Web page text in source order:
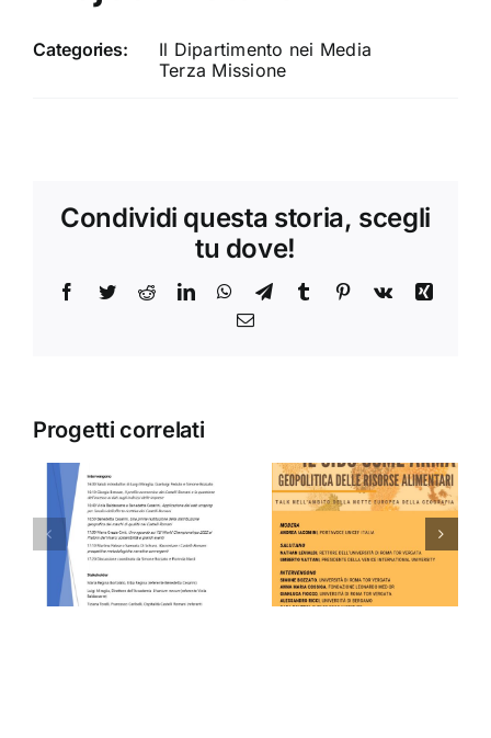
Categories:
Il Dipartimento nei Media
Terza Missione
Condividi questa storia, scegli
tu dove!
Facebook
TwitterRedditLinkedInWhatsApp
TelegramTumblr Pinterest
Vk
Xing
Email
Progetti correlati
IL CIBO
COME
ARMA
Giornata